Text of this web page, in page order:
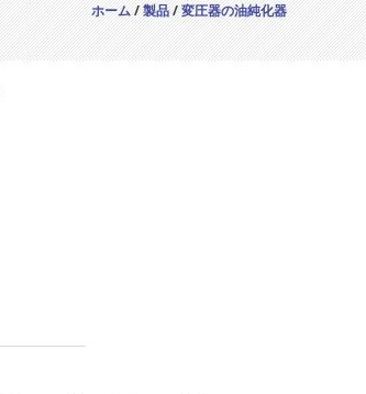
ホーム/製品/変圧器の油純化器